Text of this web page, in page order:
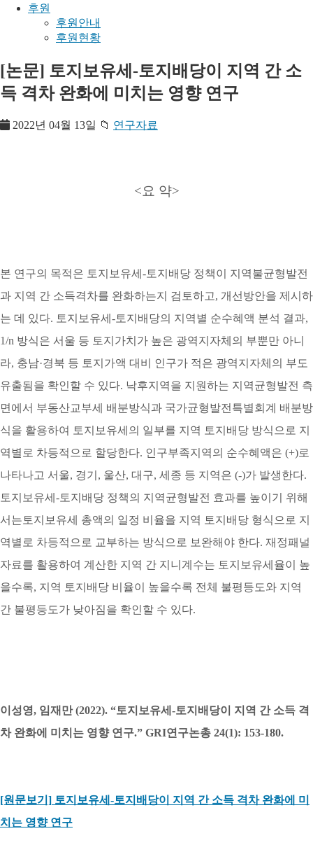
후원
후원안내
후원현황
[논문] 토지보유세-토지배당이 지역 간 소
득 격차 완화에 미치는 영향 연구
2022년 04월 13일 📁 연구자료
<요 약>
본 연구의 목적은 토지보유세-토지배당 정책이 지역불균형발전
과 지역 간 소득격차를 완화하는지 검토하고, 개선방안을 제시하
는 데 있다. 토지보유세-토지배당의 지역별 순수혜액 분석 결과,
1/n 방식은 서울 등 토지가치가 높은 광역지자체의 부뿐만 아니
라, 충남·경북 등 토지가액 대비 인구가 적은 광역지자체의 부도
유출됨을 확인할 수 있다. 낙후지역을 지원하는 지역균형발전 측
면에서 부동산교부세 배분방식과 국가균형발전특별회계 배분방
식을 활용하여 토지보유세의 일부를 지역 토지배당 방식으로 지
역별로 차등적으로 할당한다. 인구부족지역의 순수혜액은 (+)로
나타나고 서울, 경기, 울산, 대구, 세종 등 지역은 (-)가 발생한다.
토지보유세-토지배당 정책의 지역균형발전 효과를 높이기 위해
서는토지보유세 총액의 일정 비율을 지역 토지배당 형식으로 지
역별로 차등적으로 교부하는 방식으로 보완해야 한다. 재정패널
자료를 활용하여 계산한 지역 간 지니계수는 토지보유세율이 높
을수록, 지역 토지배당 비율이 높을수록 전체 불평등도와 지역
간 불평등도가 낮아짐을 확인할 수 있다.
이성영, 임재만 (2022). “토지보유세-토지배당이 지역 간 소득 격
차 완화에 미치는 영향 연구.” GRI연구논총 24(1): 153-180.
[원문보기] 토지보유세-토지배당이 지역 간 소득 격차 완화에 미
치는 영향 연구